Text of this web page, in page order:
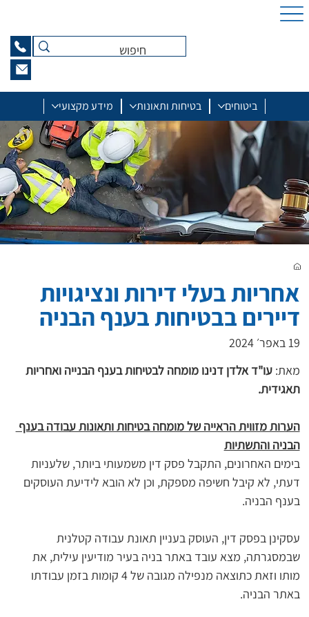
ביטוחים בטיחות ותאונות מידע מקצועי
אחריות בעלי דירות ונציגויות
דיירים בבטיחות בענף הבניה
19 באפר׳ 2024
מאת: עו"ד אלדן דנינו מומחה לבטיחות בענף הבנייה ואחריות
תאגידית.
הערות מזווית הראייה של מומחה בטיחות ותאונות עבודה בענף
הבניה והתשתיות
בימים האחרונים, התקבל פסק דין משמעותי ביותר, שלעניות
דעתי, לא קיבל חשיפה מספקת, וכן לא הובא לידיעת העוסקים
בענף הבניה.
עסקינן בפסק דין, העוסק בעניין תאונת עבודה קטלנית
שבמסגרתה, מצא עובד באתר בניה בעיר מודיעין עילית, את
מותו וזאת כתוצאה מנפילה מגובה של 4 קומות בזמן עבודתו
באתר הבניה.